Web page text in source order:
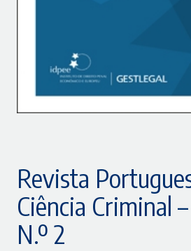
Revista
Ciência Criminal
N.º 2